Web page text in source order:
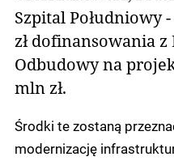
Szpital Południowy
zł dofinansowania
Odbudowy na
mln zł.
Środki te zostaną
modernizację